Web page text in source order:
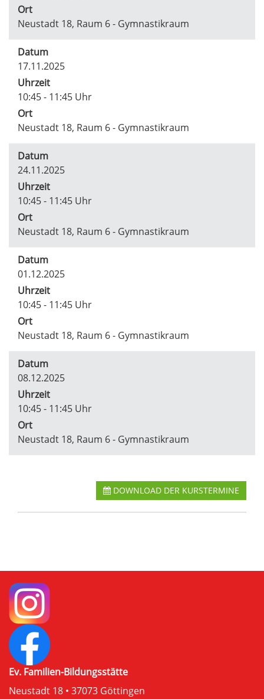
Ort
Neustadt 18, Raum 6 - Gymnastikraum
Datum
17.11.2025
Uhrzeit
10:45 - 11:45 Uhr
Ort
Neustadt 18, Raum 6 - Gymnastikraum
Datum
24.11.2025
Uhrzeit
10:45 - 11:45 Uhr
Ort
Neustadt 18, Raum 6 - Gymnastikraum
Datum
01.12.2025
Uhrzeit
10:45 - 11:45 Uhr
Ort
Neustadt 18, Raum 6 - Gymnastikraum
Datum
08.12.2025
Uhrzeit
10:45 - 11:45 Uhr
Ort
Neustadt 18, Raum 6 - Gymnastikraum
DOWNLOAD DER KURSTERMINE
Ev. Familien-Bildungsstätte
Neustadt 18 • 37073 Göttingen